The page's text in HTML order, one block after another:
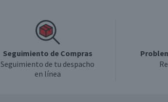
Seguimiento de Compras
Seguimiento de tu despacho
en línea